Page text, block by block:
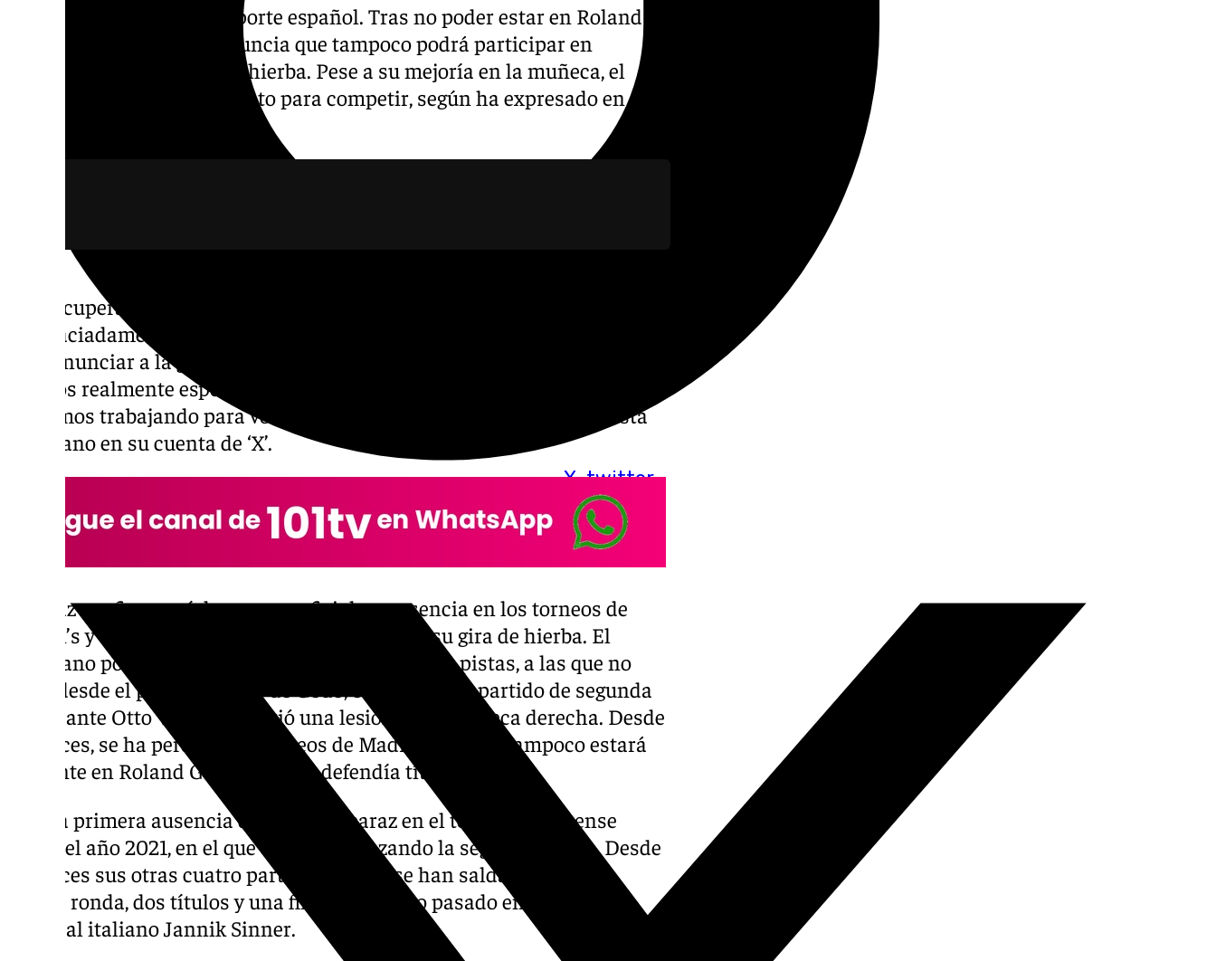
X-twitter
Malas noticias para el deporte español. Tras no poder estar en Roland
Garros, Carlos Alcaraz anuncia que tampoco podrá participar en
Wimbledon y en la gira de hierba. Pese a su mejoría en la muñeca, el
murciano sigue sin estar apto para competir, según ha expresado en sus
«Mi recuperación va por buen camino y me siento mucho mejor, pero
desgraciadamente aún no estoy listo para poder jugar y por eso tengo
que renunciar a la gira de hierba en Queen’s y Wimbledon. Son dos
torneos realmente especiales para mí y los echaré mucho de menos.
Seguimos trabajando para volver lo antes posible», comunicó el tenista
murciano en su cuenta de ‘X’.
Alcaraz confirma así de manera oficial su ausencia en los torneos de
Queen’s y Wimbledon, de los que iba a constar su gira de hierba. El
murciano pospone de esta manera su vuelta a las pistas, a las que no
salta desde el pasado Conde de Godó, cuando en su partido de segunda
ronda ante Otto Virtanen sufrió una lesión en la muñeca derecha. Desde
entonces, se ha perdido los torneos de Madrid, Roma y tampoco estará
presente en Roland Garros, donde defendía título.
Será la primera ausencia de Carlos Alcaraz en el torneo londinense
desde el año 2021, en el que debutó alcanzando la segunda ronda. Desde
entonces sus otras cuatro participaciones se han saldado con una
cuarta ronda, dos títulos y una final, la del año pasado en el que cayó
frente al italiano Jannik Sinner.